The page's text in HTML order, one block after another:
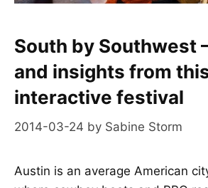
South by Southwest
and insights from
interactive festival
2014-03-24 by Sabine Storm
Austin is an average American